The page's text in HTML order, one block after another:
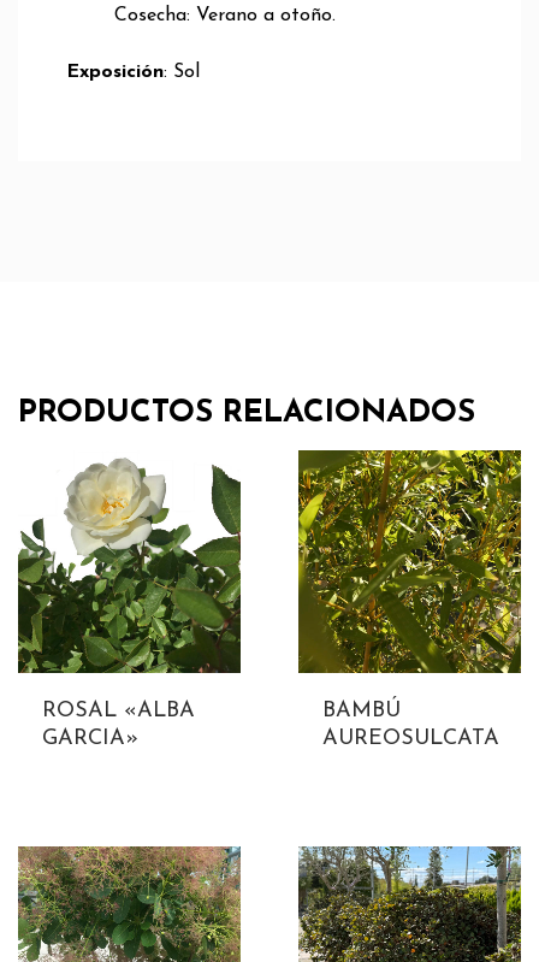
Cosecha: Verano a otoño.
Exposición: Sol
PRODUCTOS RELACIONADOS
ROSAL «ALBA
GARCIA»
BAMBÚ
AUREOSULCATA